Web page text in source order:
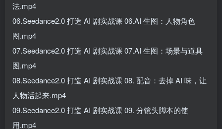
法.mp4
06.Seedance2.0 打造 AI 剧实战课 06.AI 生图：人物角色
图.mp4
07.Seedance2.0 打造 AI 剧实战课 07.AI 生图：场景与道具
图.mp4
08.Seedance2.0 打造 AI 剧实战课 08. 配音：去掉 AI 味，让
人物活起来.mp4
09.Seedance2.0 打造 AI 剧实战课 09. 分镜头脚本的使
用.mp4